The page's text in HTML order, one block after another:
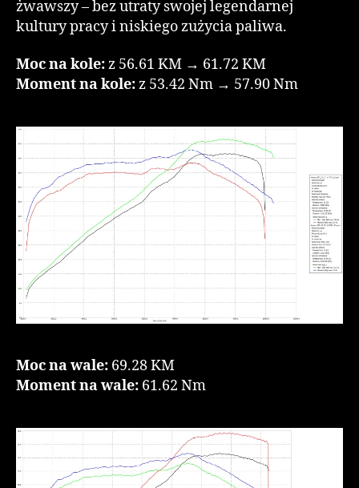
żwawszy – bez utraty swojej legendarnej
kultury pracy i niskiego zużycia paliwa.
Moc na kole:z 56.61 KM → 61.72 KM
Moment na kole:z 53.42 Nm → 57.90 Nm
Moc na wale: 69.28 KM
Moment na wale: 61.62 Nm